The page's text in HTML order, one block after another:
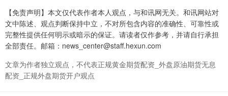
【免责声明】本文仅代表作者本人观点，与和讯网无关。和讯网站对
文中陈述、观点判断保持中立，不对所包含内容的准确性、可靠性或
完整性提供任何明示或暗示的保证。请读者仅作参考，并请自行承担
全部责任。邮箱：news_center@staff.hexun.com
文章为作者独立观点，不代表正规黄金期货配资_外盘原油期货无息
配资_正规外盘期货开户观点